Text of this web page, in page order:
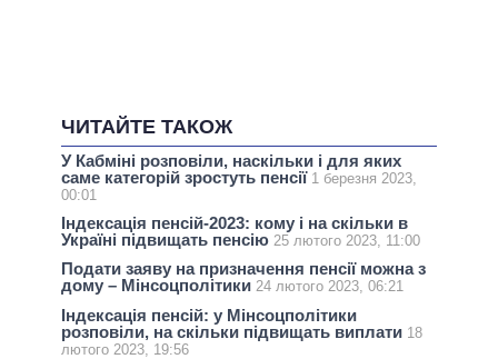
ЧИТАЙТЕ ТАКОЖ
У Кабміні розповіли, наскільки і для яких
саме категорій зростуть пенсії 1 березня 2023,
00:01
Індексація пенсій-2023: кому і на скільки в
Україні підвищать пенсію 25 лютого 2023, 11:00
Подати заяву на призначення пенсії можна з
дому – Мінсоцполітики 24 лютого 2023, 06:21
Індексація пенсій: у Мінсоцполітики
розповіли, на скільки підвищать виплати 18
лютого 2023, 19:56